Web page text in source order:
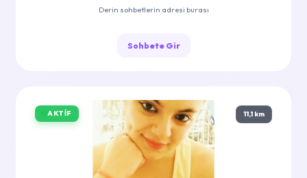
Derin sohbetlerin adresi burası
Sohbete Gir
AKTIF 11,1 km